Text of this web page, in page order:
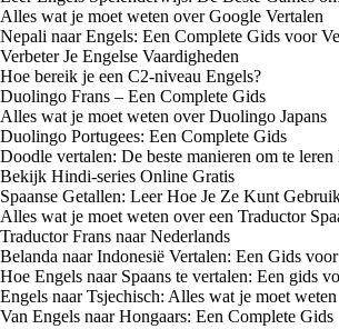
Alles wat je moet weten over Google Vertalen
Nepali naar Engels: Een Complete Gids voor
Verbeter Je Engelse Vaardigheden
Hoe bereik je een C2-niveau Engels?
Duolingo Frans – Een Complete Gids
Alles wat je moet weten over Duolingo Japans
Duolingo Portugees: Een Complete Gids
Doodle vertalen: De beste manieren om te
Bekijk Hindi-series Online Gratis
Spaanse Getallen: Leer Hoe Je Ze Kunt
Alles wat je moet weten over een Traductor
Traductor Frans naar Nederlands
Belanda naar Indonesië Vertalen: Een Gids
Hoe Engels naar Spaans te vertalen: Een gids
Engels naar Tsjechisch: Alles wat je moet weten
Van Engels naar Hongaars: Een Complete Gids